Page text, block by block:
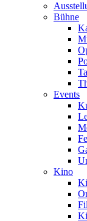
Bühne
Events
Kino